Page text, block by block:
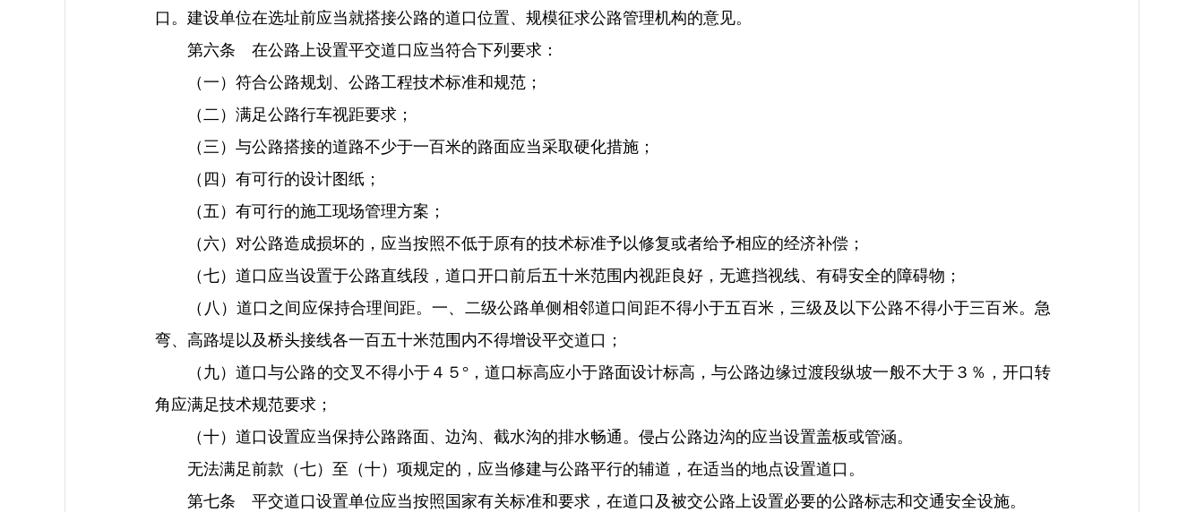
口。建设单位在选址前应当就搭接公路的道口位置、规模征求公路管理机构的意见。
第六条 在公路上设置平交道口应当符合下列要求：
（一）符合公路规划、公路工程技术标准和规范；
（二）满足公路行车视距要求；
（三）与公路搭接的道路不少于一百米的路面应当采取硬化措施；
（四）有可行的设计图纸；
（五）有可行的施工现场管理方案；
（六）对公路造成损坏的，应当按照不低于原有的技术标准予以修复或者给予相应的经济补偿；
（七）道口应当设置于公路直线段，道口开口前后五十米范围内视距良好，无遮挡视线、有碍安全的障碍物；
（八）道口之间应保持合理间距。一、二级公路单侧相邻道口间距不得小于五百米，三级及以下公路不得小于三百米。急
弯、高路堤以及桥头接线各一百五十米范围内不得增设平交道口；
（九）道口与公路的交叉不得小于４５°，道口标高应小于路面设计标高，与公路边缘过渡段纵坡一般不大于３％，开口转
角应满足技术规范要求；
（十）道口设置应当保持公路路面、边沟、截水沟的排水畅通。侵占公路边沟的应当设置盖板或管涵。
无法满足前款（七）至（十）项规定的，应当修建与公路平行的辅道，在适当的地点设置道口。
第七条 平交道口设置单位应当按照国家有关标准和要求，在道口及被交公路上设置必要的公路标志和交通安全设施。